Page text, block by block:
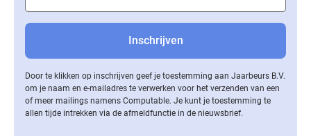
Door te klikken op inschrijven geef je toestemming aan Jaarbeurs B.V.
om je naam en e-mailadres te verwerken voor het verzenden van een
of meer mailings namens Computable. Je kunt je toestemming te
allen tijde intrekken via de af­meld­func­tie in de nieuwsbrief.